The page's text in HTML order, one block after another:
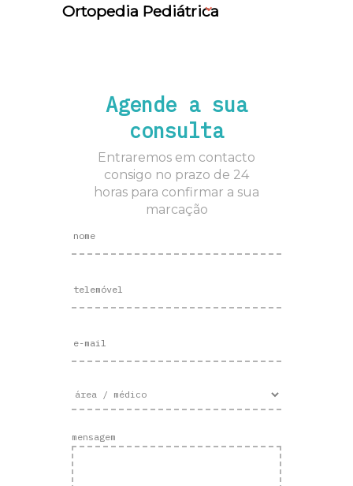
Ortopedia Pediátrica
Agende a sua
consulta
Entraremos em contacto
consigo no prazo de 24
horas para confirmar a sua
marcação
mensagem